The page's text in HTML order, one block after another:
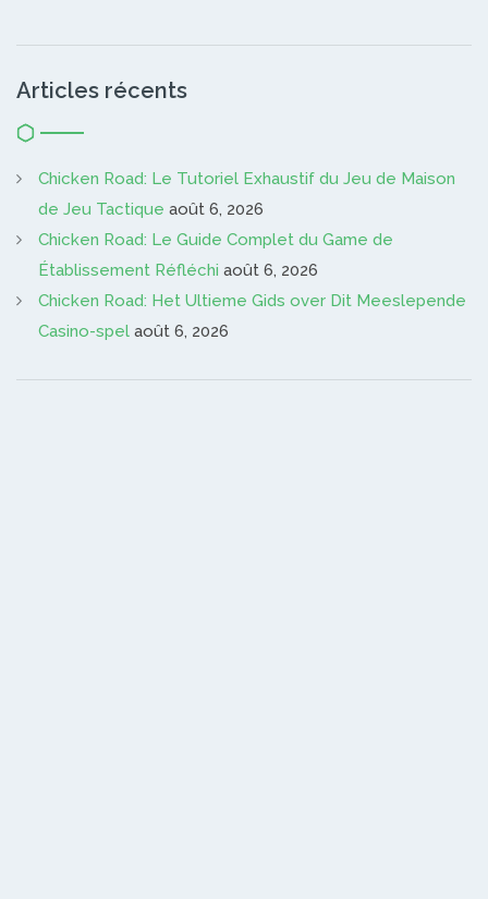
Articles récents
Chicken Road: Le Tutoriel Exhaustif du Jeu de Maison
de Jeu Tactique août 6, 2026
Chicken Road: Le Guide Complet du Game de
Établissement Réfléchi août 6, 2026
Chicken Road: Het Ultieme Gids over Dit Meeslepende
Casino-spel août 6, 2026